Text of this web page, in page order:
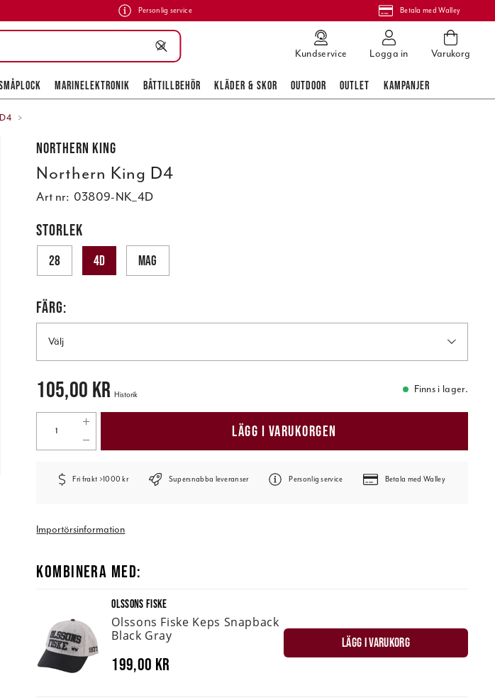
Personlig service Betala med Walley
Kundservice Logga in Varukorg
MARINELEKTRONIK BÅTTILLBEHÖR KLÄDER & SKOR OUTDOOR OUTLET KAMPANJER
Northern King
Northern King D4
Art nr: 03809-NK_4D
STORLEK
28 4D MAG
FÄRG:
Välj
Pris:105,00 kr
105,00 kr Historik Finns i lager.
LÄGG I VARUKORGEN
Fri frakt >1000 kr Supersnabba leveranser Personlig service Betala med Walley
Importörsinformation
KOMBINERA MED:
OLSSONS FISKE
Olssons Fiske Keps Snapback
Black Gray
199,00 kr
LÄGG I VARUKORG